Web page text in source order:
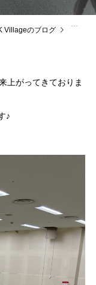
Villageのブログ
上がってきておりま
♪